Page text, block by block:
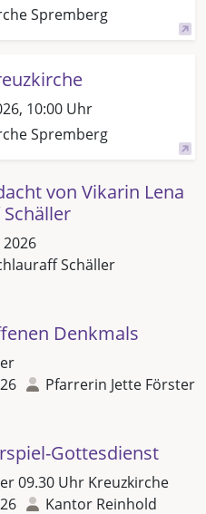
Spremberg
10:00 Uhr
Spremberg
von Vikarin Lena
Schäller
Denkmals
Pfarrerin Jette Förster
Gottesdienst
09.30 Uhr Kreuzkirche
Kantor Reinhold